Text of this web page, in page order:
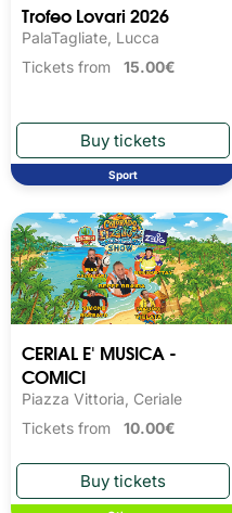
Trofeo Lovari 2026
PalaTagliate, Lucca
Tickets from 15.00€
Sport
CERIAL E' MUSICA -
COMICI
Piazza Vittoria, Ceriale
Tickets from 10.00€